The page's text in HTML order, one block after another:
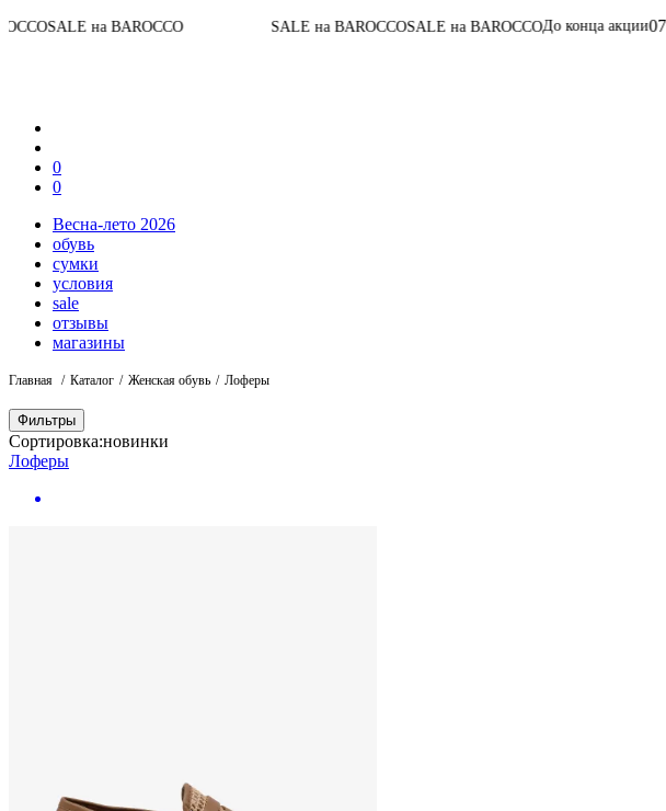
на BAROCCO SALE на BAROCCOSALE на BAROCCOДо конца акции07:06:18:13
0
0
Весна-лето 2026
обувь
сумки
условия
sale
отзывы
магазины
Главная Каталог Женская обувь Лоферы
Фильтры
Сортировка:новинки
Лоферы